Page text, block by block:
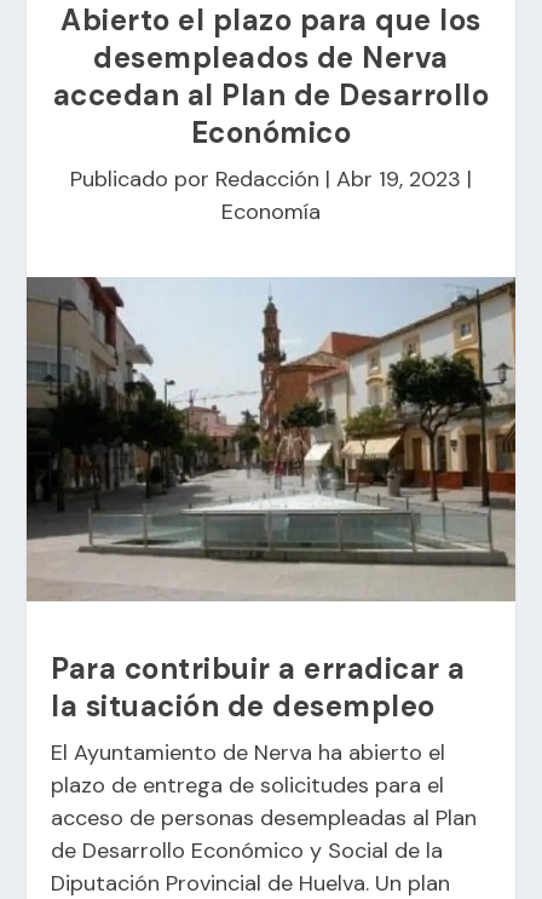
Abierto el plazo para que los
desempleados de Nerva
accedan al Plan de Desarrollo
Económico
Publicado por Redacción | Abr 19, 2023 |
Economía
Para contribuir a erradicar a
la situación de desempleo
El Ayuntamiento de Nerva ha abierto el
plazo de entrega de solicitudes para el
acceso de personas desempleadas al Plan
de Desarrollo Económico y Social de la
Diputación Provincial de Huelva. Un plan